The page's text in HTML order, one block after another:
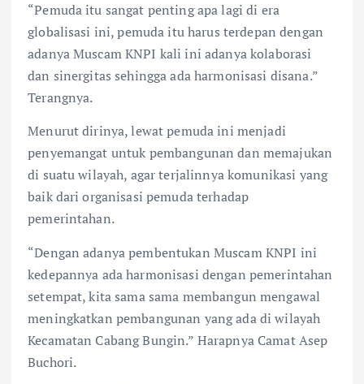
“Pemuda itu sangat penting apa lagi di era
globalisasi ini, pemuda itu harus terdepan dengan
adanya Muscam KNPI kali ini adanya kolaborasi
dan sinergitas sehingga ada harmonisasi disana.”
Terangnya.
Menurut dirinya, lewat pemuda ini menjadi
penyemangat untuk pembangunan dan memajukan
di suatu wilayah, agar terjalinnya komunikasi yang
baik dari organisasi pemuda terhadap
pemerintahan.
“Dengan adanya pembentukan Muscam KNPI ini
kedepannya ada harmonisasi dengan pemerintahan
setempat, kita sama sama membangun mengawal
meningkatkan pembangunan yang ada di wilayah
Kecamatan Cabang Bungin.” Harapnya Camat Asep
Buchori.